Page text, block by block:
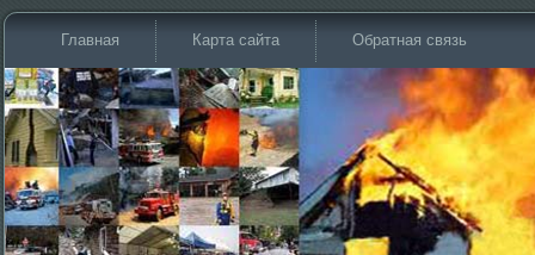
Главная Карта сайта Обратная связь